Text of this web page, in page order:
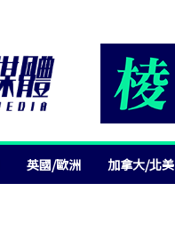
英國/歐洲 加拿大/北美